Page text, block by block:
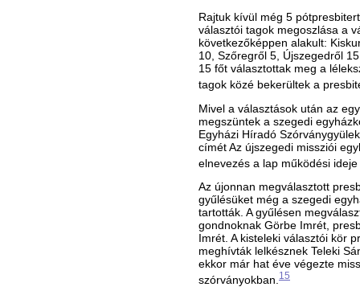
Rajtuk kívül még 5
választói tagok megoszlása a
következőképpen alakult:
10, Szőregről 5, Újszegedről
15 főt választottak meg a
tagok közé bekerültek a
Mivel a választások után az
megszüntek a szegedi
Egyházi Híradó
címét Az újszegedi missziói
elnevezés a lap működési
Az újonnan megválasztott
gyűlésüket még a szegedi
tartották. A gyűlésen
gondnoknak Görbe Imrét,
Imrét. A kisteleki választói kör
meghívták lelkésznek Teleki
ekkor már hat éve végezte
szórványokban. 15